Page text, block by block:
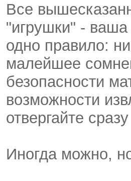
Все
"игрушки" -
одно правило:
малейшее
безопасности
возможности
отвергайте
Иногда можно,